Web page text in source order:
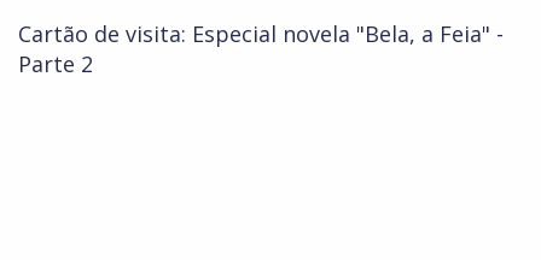
Cartão de visita: Especial novela "Bela, a Feia" -
Parte 2